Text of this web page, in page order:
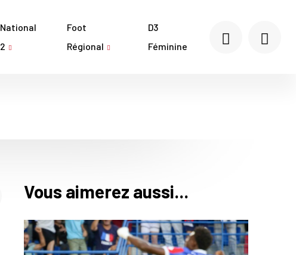
National
2
Foot
Régional
D3
Féminine
Vous aimerez aussi...